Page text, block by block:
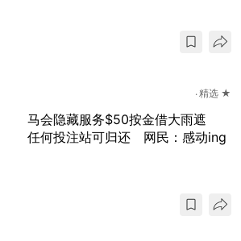
精选 ★
马会隐藏服务$50按金借大雨遮
任何投注站可归还 网民：感动ing